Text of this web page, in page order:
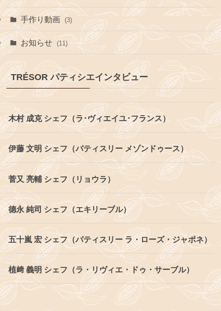
手作り動画 (3)
お知らせ (11)
TRÉSOR パティシエインタビュー
木村 成克 シェフ（ラ･ヴィエイユ･フランス）
伊藤 文明 シェフ（パティスリー メゾンドゥース）
菅又 亮輔 シェフ（リョウラ）
德永 純司 シェフ（エキリーブル）
五十嵐 宏 シェフ（パティスリー ラ・ローズ・ジャポネ）
植﨑 義明 シェフ（ラ・リヴィエ・ドゥ・サーブル）